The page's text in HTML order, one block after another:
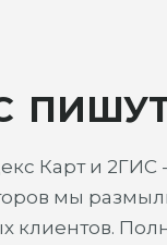
Карт и 2ГИС -
мы
клиентов.